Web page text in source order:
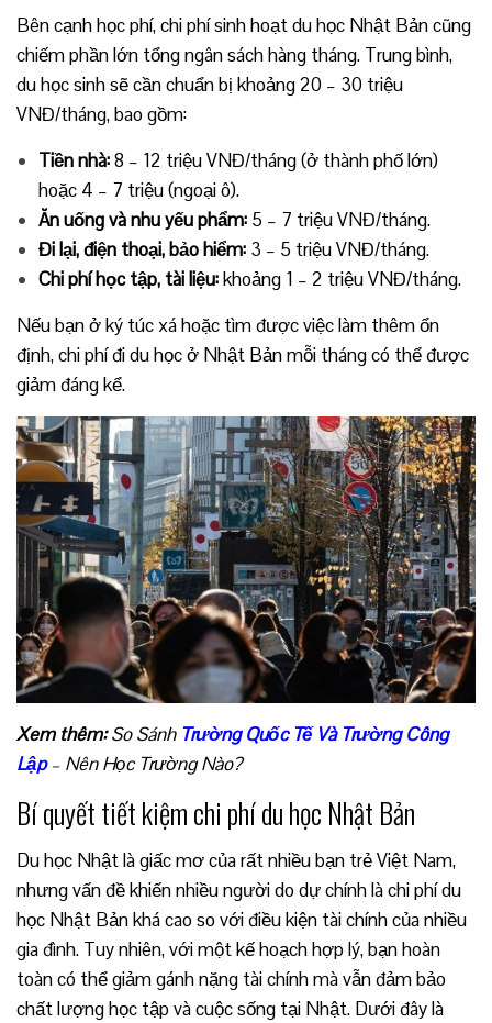
Bên cạnh học phí, chi phí sinh hoạt du học Nhật Bản cũng
chiếm phần lớn tổng ngân sách hàng tháng. Trung bình,
du học sinh sẽ cần chuẩn bị khoảng 20 – 30 triệu
VNĐ/tháng, bao gồm:
Tiền nhà:8 – 12 triệu VNĐ/tháng (ở thành phố lớn)
hoặc 4 – 7 triệu (ngoại ô).
Ăn uống và nhu yếu phẩm: 5 – 7 triệu VNĐ/tháng.
Đi lại, điện thoại, bảo hiểm: 3 – 5 triệu VNĐ/tháng.
Chi phí học tập, tài liệu:khoảng 1 – 2 triệu VNĐ/tháng.
Nếu bạn ở ký túc xá hoặc tìm được việc làm thêm ổn
định, chi phí đi du học ở Nhật Bản mỗi tháng có thể được
giảm đáng kể.
Xem thêm:So Sánh Trường Quốc Tế Và Trường Công
Lập – Nên Học Trường Nào?
Bí quyết tiết kiệm chi phí du học Nhật Bản
Du học Nhật là giấc mơ của rất nhiều bạn trẻ Việt Nam,
nhưng vấn đề khiến nhiều người do dự chính là chi phí du
học Nhật Bản khá cao so với điều kiện tài chính của nhiều
gia đình. Tuy nhiên, với một kế hoạch hợp lý, bạn hoàn
toàn có thể giảm gánh nặng tài chính mà vẫn đảm bảo
chất lượng học tập và cuộc sống tại Nhật. Dưới đây là